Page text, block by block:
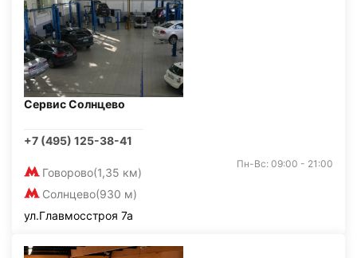
Сервис Солнцево
+7 (495) 125-38-41
Говорово(1,35 км)
Солнцево(930 м)
Пн-Вс: 09:00 - 21:00
ул.Главмосстроя 7а